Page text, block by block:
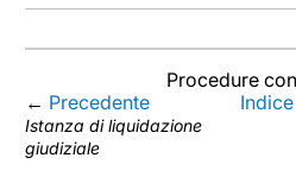
Procedure
← Precedente
Istanza di liquidazione
giudiziale
Indice